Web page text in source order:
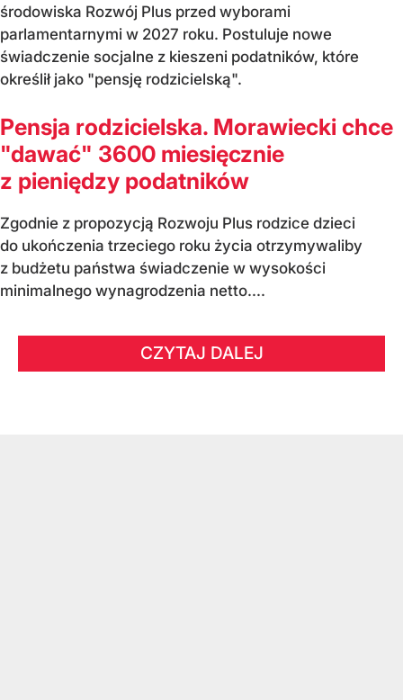
środowiska Rozwój Plus przed wyborami
parlamentarnymi w 2027 roku. Postuluje nowe
świadczenie socjalne z kieszeni podatników, które
określił jako "pensję rodzicielską".
Pensja rodzicielska. Morawiecki chce
"dawać" 3600 miesięcznie
z pieniędzy podatników
Zgodnie z propozycją Rozwoju Plus rodzice dzieci
do ukończenia trzeciego roku życia otrzymywaliby
z budżetu państwa świadczenie w wysokości
minimalnego wynagrodzenia netto....
CZYTAJ DALEJ